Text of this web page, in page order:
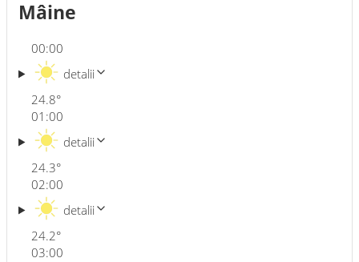
Mâine
00:00
24.8°
detalii
01:00
24.3°
detalii
02:00
24.2°
detalii
03:00